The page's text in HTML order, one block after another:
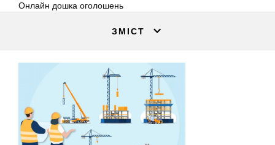
Онлайн дошка оголошень
ЗМІСТ